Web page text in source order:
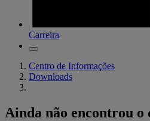
Carreira
Centro de Informações
Downloads
Ainda não encontrou o